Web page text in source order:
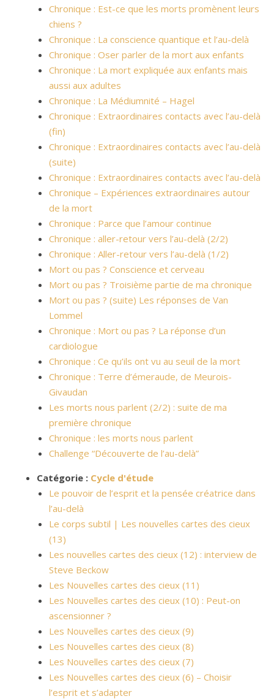
Chronique : Est-ce que les morts promènent leurs
chiens ?
Chronique : La conscience quantique et l’au-delà
Chronique : Oser parler de la mort aux enfants
Chronique : La mort expliquée aux enfants mais
aussi aux adultes
Chronique : La Médiumnité – Hagel
Chronique : Extraordinaires contacts avec l’au-delà
(fin)
Chronique : Extraordinaires contacts avec l’au-delà
(suite)
Chronique : Extraordinaires contacts avec l’au-delà
Chronique – Expériences extraordinaires autour
de la mort
Chronique : Parce que l’amour continue
Chronique : aller-retour vers l’au-delà (2/2)
Chronique : Aller-retour vers l’au-delà (1/2)
Mort ou pas ? Conscience et cerveau
Mort ou pas ? Troisième partie de ma chronique
Mort ou pas ? (suite) Les réponses de Van
Lommel
Chronique : Mort ou pas ? La réponse d’un
cardiologue
Chronique : Ce qu’ils ont vu au seuil de la mort
Chronique : Terre d’émeraude, de Meurois-
Givaudan
Les morts nous parlent (2/2) : suite de ma
première chronique
Chronique : les morts nous parlent
Challenge “Découverte de l’au-delà”
Catégorie : Cycle d'étude
Le pouvoir de l’esprit et la pensée créatrice dans
l’au-delà
Le corps subtil | Les nouvelles cartes des cieux
(13)
Les nouvelles cartes des cieux (12) : interview de
Steve Beckow
Les Nouvelles cartes des cieux (11)
Les Nouvelles cartes des cieux (10) : Peut-on
ascensionner ?
Les Nouvelles cartes des cieux (9)
Les Nouvelles cartes des cieux (8)
Les Nouvelles cartes des cieux (7)
Les Nouvelles cartes des cieux (6) – Choisir
l’esprit et s’adapter